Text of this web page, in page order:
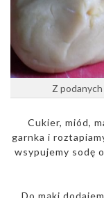
Z
Cukier, miód,
garnka i
wsypujemy sodę